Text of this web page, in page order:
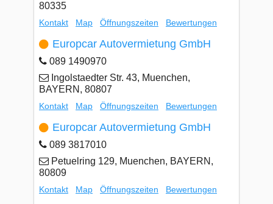
80335
Kontakt Map Öffnungszeiten Bewertungen
Europcar Autovermietung GmbH
089 1490970
Ingolstaedter Str. 43, Muenchen,
BAYERN, 80807
Kontakt Map Öffnungszeiten Bewertungen
Europcar Autovermietung GmbH
089 3817010
Petuelring 129, Muenchen, BAYERN,
80809
Kontakt Map Öffnungszeiten Bewertungen